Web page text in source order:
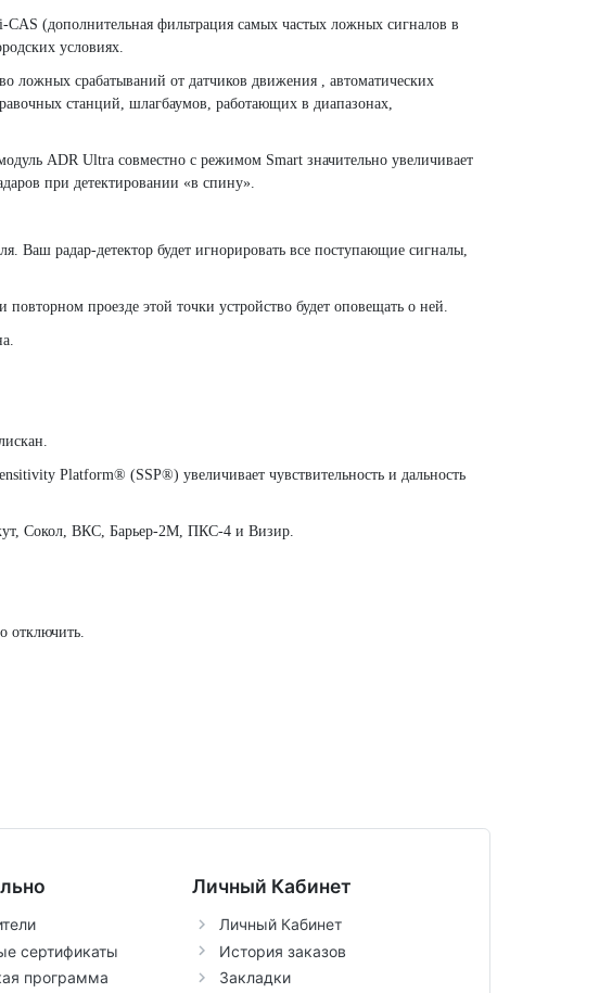
(дополнительная фильтрация самых частых ложных сигналов в
условиях.
ложных срабатываний от датчиков движения , автоматических
станций, шлагбаумов, работающих в диапазонах,
ADR Ultra совместно с режимом Smart значительно увеличивает
при детектировании «в спину».
Ваш радар-детектор будет игнорировать все поступающие сигналы,
проезде этой точки устройство будет оповещать о ней.
Platform® (SSP®) увеличивает чувствительность и дальность
Сокол, ВКС, Барьер-2М, ПКС-4 и Визир.
отключить.
сертификаты
программа
Личный Кабинет
Личный Кабинет
История заказов
Закладки